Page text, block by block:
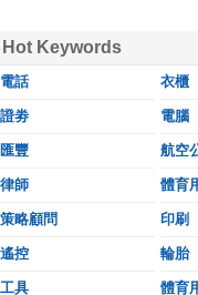
Hot Keywords
電話 衣櫃
證劵 電腦
匯豐 航空
律師 體育
策略顧問 印刷
遙控 輪胎
工具 體育